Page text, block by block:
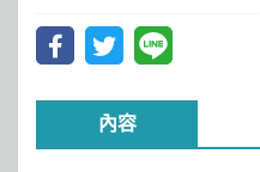
內容